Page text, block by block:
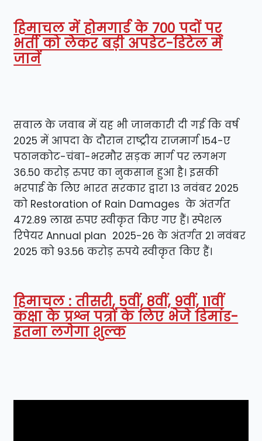
हिमाचल में होमगार्ड के 700 पदों पर
भर्ती को लेकर बड़ी अपडेट-डिटेल में
जानें
सवाल के जवाब में यह भी जानकारी दी गई कि वर्ष
2025 में आपदा के दौरान राष्ट्रीय राजमार्ग 154-ए
पठानकोट-चंबा-भरमौर सड़क मार्ग पर लगभग
36.50 करोड़ रुपए का नुकसान हुआ है। इसकी
भरपाई के लिए भारत सरकार द्वारा 13 नवंबर 2025
को Restoration of Rain Damages के अंतर्गत
472.89 लाख रुपए स्वीकृत किए गए हैं। स्पेशल
रिपेयर Annual plan 2025-26 के अंतर्गत 21 नवंबर
2025 को 93.56 करोड़ रुपये स्वीकृत किए हैं।
हिमाचल : तीसरी, 5वीं, 8वीं, 9वीं, 11वीं
कक्षा के प्रश्न पत्रों के लिए भेजे डिमांड-
इतना लगेगा शुल्क